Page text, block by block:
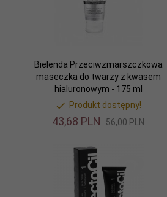
Bielenda Przeciwzmarszczkowa
maseczka do twarzy z kwasem
hialuronowym - 175 ml
Produkt dostępny!
43,68 PLN 56,00 PLN